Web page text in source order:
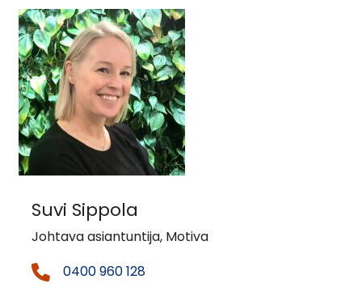
Suvi Sippola
Johtava asiantuntija, Motiva
0400 960 128